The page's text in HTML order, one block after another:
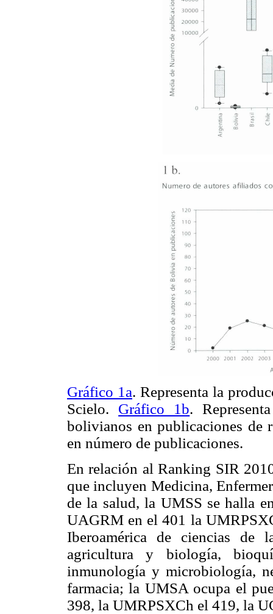
Gráfico 1a. Representa la
Scielo. Gráfico 1b.
bolivianos en publicaciones de
en número de publicaciones.
En relación al Ranking SIR
que incluyen Medicina,
de la salud, la UMSS se halla
UAGRM en el 401 la
Iberoamérica de ciencias de
agricultura y biología,
inmunología y microbiología,
farmacia; la UMSA ocupa el
398, la UMRPSXCh el 419, la